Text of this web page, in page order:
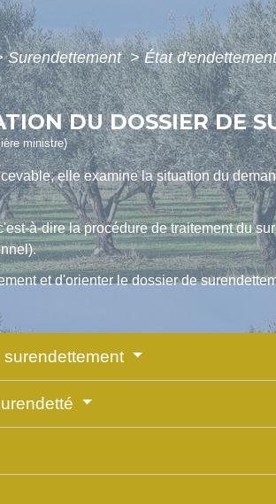
Surendettement> État
DU DOSSIER DE
ministre)
elle examine la situation du
à-dire la procédure de traitement du
et d'orienter le dossier de